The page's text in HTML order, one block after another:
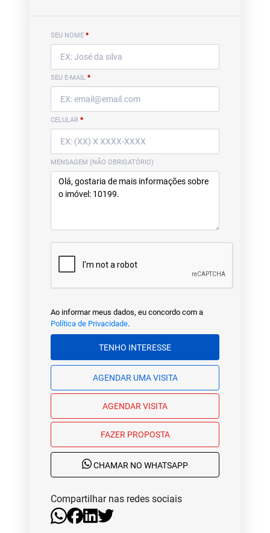
SEU NOME *
SEU E-MAIL *
CELULAR *
MENSAGEM (NÃO OBRIGATÓRIO)
Ao informar meus dados, eu concordo com a
Política de Privacidade.
TENHO INTERESSE
AGENDAR UMA VISITA
AGENDAR VISITA
FAZER PROPOSTA
CHAMAR NO WHATSAPP
Compartilhar nas redes sociais